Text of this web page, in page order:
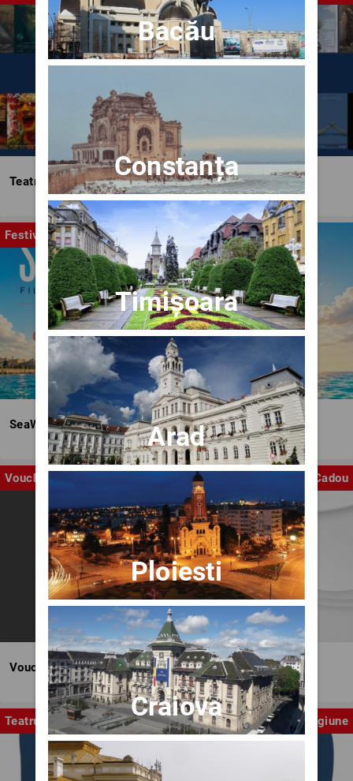
Teatrul Bulandra
Festival
SeaWave Film & Arts Festival editia IV
Voucher Cadou
Voucher BILET.ro
Teatrul Mic Stagiune
Bacău
Constanța
Timișoara
Arad
Ploiesti
Craiova